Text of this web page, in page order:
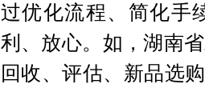
过优化流程、简化手
利、放心。如，湖南
回收、评估、新品选